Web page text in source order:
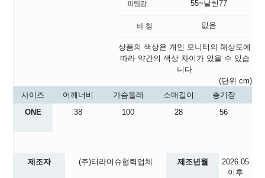
55~날씬77
없음
상품의 색상은 개인 모니터의 해상도에
따라 약간의 색상 차이가 있을 수 있습
니다
(단위 cm)
사이즈
어깨너비 가슴둘레 소매길이
총기장
ONE
38 100 28 56
제조자 (주)티라미슈협력업체 제조년월
2026.05
이후